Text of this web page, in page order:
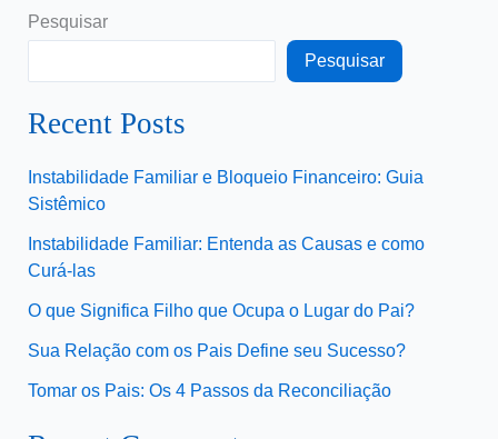
Pesquisar
Pesquisar
Recent Posts
Instabilidade Familiar e Bloqueio Financeiro: Guia
Sistêmico
Instabilidade Familiar: Entenda as Causas e como
Curá-las
O que Significa Filho que Ocupa o Lugar do Pai?
Sua Relação com os Pais Define seu Sucesso?
Tomar os Pais: Os 4 Passos da Reconciliação